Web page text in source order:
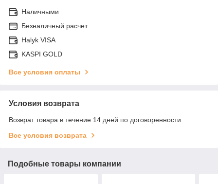
Наличными
Безналичный расчет
Halyk VISA
KASPI GOLD
Все условия оплаты
Условия возврата
Возврат товара в течение 14 дней по договоренности
Все условия возврата
Подобные товары компании